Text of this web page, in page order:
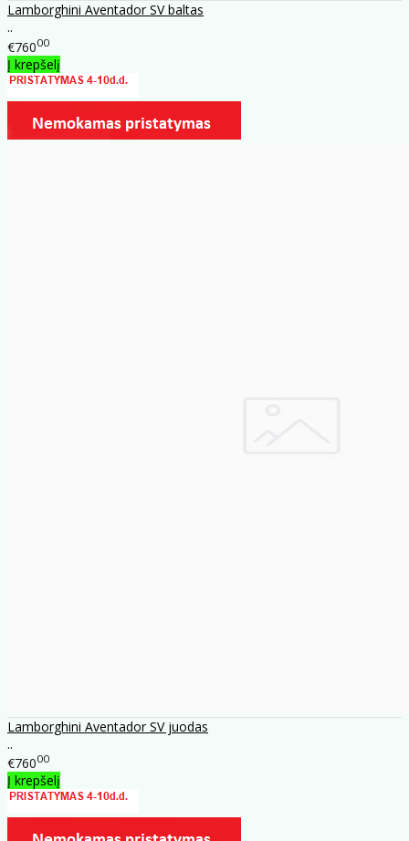
Lamborghini Aventador SV baltas
..
€76000
Į krepšelį
Lamborghini Aventador SV juodas
..
€76000
Į krepšelį